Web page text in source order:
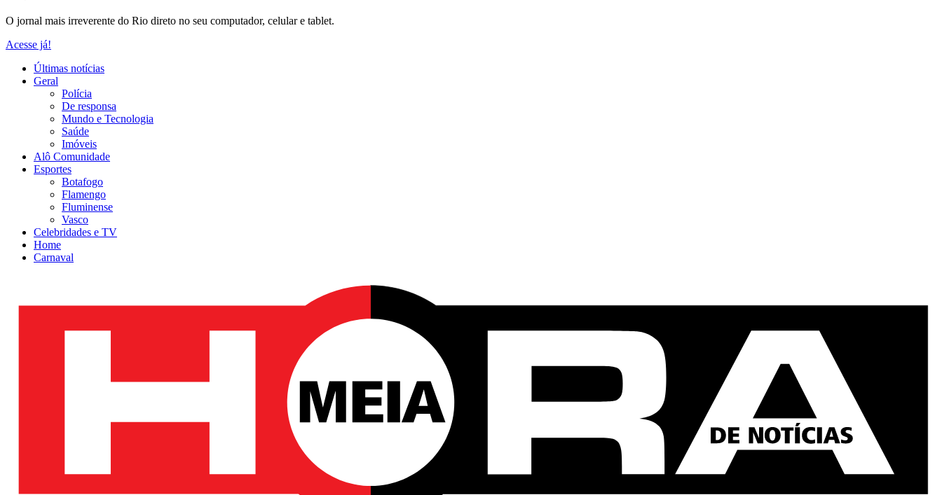
O jornal mais irreverente do Rio direto no seu computador, celular e tablet.
Acesse já!
Últimas notícias
Geral
Polícia
De responsa
Mundo e Tecnologia
Saúde
Imóveis
Alô Comunidade
Esportes
Botafogo
Flamengo
Fluminense
Vasco
Celebridades e TV
Home
Carnaval